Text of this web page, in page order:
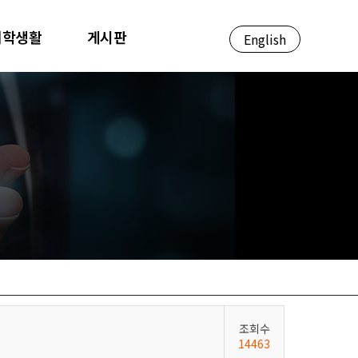
생활 게시판 English
조회수
14463